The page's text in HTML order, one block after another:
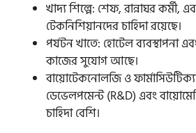
খাদ্য শিল্পে: শেফ, রান্নাঘর কর্মী,
টেকনিশিয়ানদের চাহিদা রয়েছে।
পর্যটন খাতে: হোটেল ব্যবস্থাপনা
কাজের সুযোগ আছে।
বায়োটেকনোলজি ও
ডেভেলপমেন্ট (R&D) এবং
চাহিদা বেশি।